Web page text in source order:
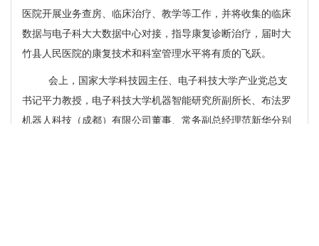
医院开展业务查房、临床治疗、教学等工作，并将收集的临床
数据与电子科大大数据中心对接，指导康复诊断治疗，届时大
竹县人民医院的康复技术和科室管理水平将有质的飞跃。
会上，国家大学科技园主任、电子科技大学产业党总支
书记平力教授，电子科技大学机器智能研究所副所长、布法罗
机器人科技（成都）有限公司董事、常务副总经理范新华分别